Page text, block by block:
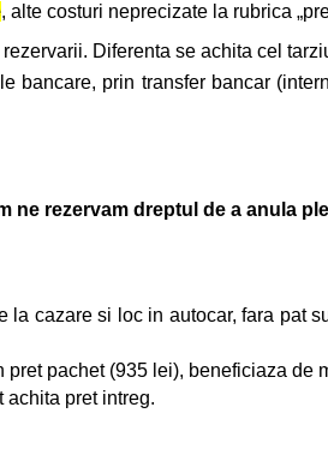
, alte costuri neprecizate la rubrica
Diferenta se achita cel
bancare, prin transfer bancar
ne rezervam dreptul de a anula
cazare si loc in autocar, fara pat
pachet (935 lei), beneficiaza de
pret intreg.